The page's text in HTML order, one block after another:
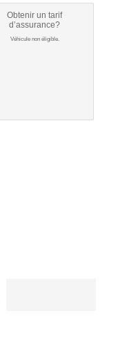
Obtenir un tarif
d’assurance?
Véhicule non éligible.